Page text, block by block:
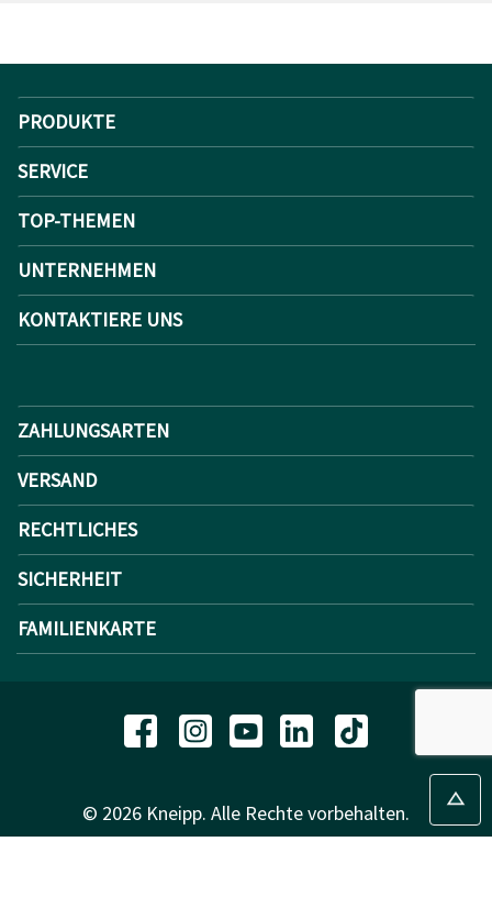
PRODUKTE
SERVICE
TOP-THEMEN
UNTERNEHMEN
KONTAKTIERE UNS
ZAHLUNGSARTEN
VERSAND
RECHTLICHES
SICHERHEIT
FAMILIENKARTE
© 2026 Kneipp. Alle Rechte vorbehalten.